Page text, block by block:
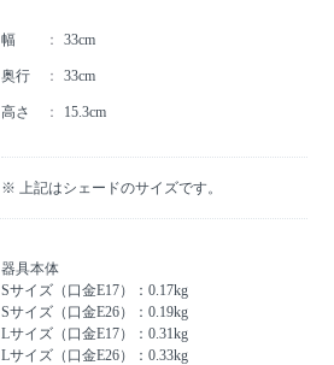
幅
33cm
奥行 33cm
高さ 15.3cm
※ 上記はシェードのサイズです。
器具本体
Sサイズ（口金E17）：0.17kg
Sサイズ（口金E26）：0.19kg
Lサイズ（口金E17）：0.31kg
Lサイズ（口金E26）：0.33kg